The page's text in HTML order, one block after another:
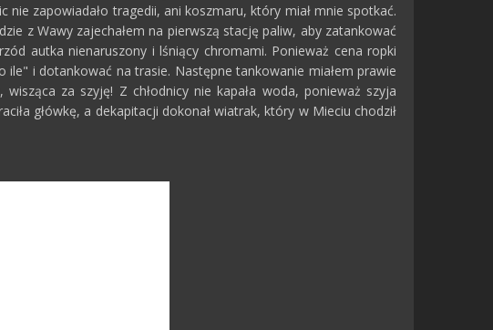
nie zapowiadało tragedii, ani koszmaru, który miał mnie spotkać.
z Wawy zajechałem na pierwszą stację paliw, aby zatankować
autka nienaruszony i lśniący chromami. Ponieważ cena ropki
i dotankować na trasie. Następne tankowanie miałem prawie
za szyję! Z chłodnicy nie kapała woda, ponieważ szyja
główkę, a dekapitacji dokonał wiatrak, który w Mieciu chodził